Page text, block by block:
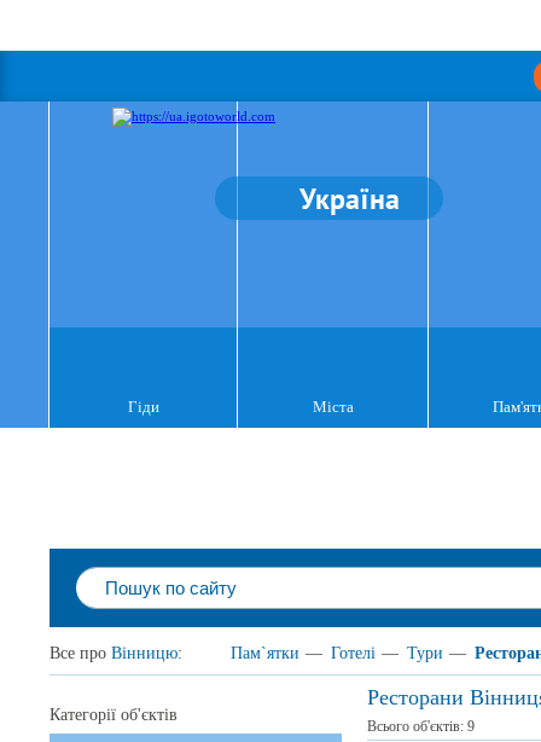
Україна
Гіди Міста
Все про Вінницю: Пам`ятки — Готелі — Тури —
Ресторани
Всього об'єктів: 9
Категорії об'єктів